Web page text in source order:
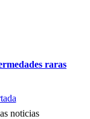
raras
noticias